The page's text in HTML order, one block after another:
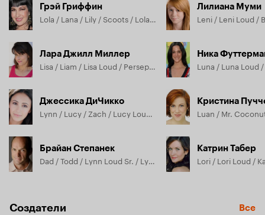
Грэй Гриффин
Lola / Lana / Lily / Scoots / Lola Loud / Lana Loud / Lily Loud / Cheryl / Meryl / Mrs. Bernardo / Mrs. Gurdle / Coach Keck / Shannon / Andrew / анонсирующая / Aunt Ruth / Kid #1 / Male Student / Secretary / Taylor, озвучка
Лара Джилл Миллер
Lisa / Liam / Lisa Loud / Persephone / Becky / Liam Loud / Margo / Ashley / Nurse Patti / Artie / Beatrice / Billy / Blanch / Boy / Cleaning Lady / Cruise Patron Woman 2 / Dana / Daughter in Car / Female Customer / Female Patron, озвучка
Джессика ДиЧикко
Lynn / Lucy / Zach / Lucy Loud / Lynn Loud / Baby / Crowd Member / Girl / Karate Girl / Rachel / Student / Alistair / анонсирующая / Audience Kid / Bailey / Bella / Benny / Boy Classmate / Boy Lynn / Cheerleader #2, озвучка
Брайан Степанек
Dad / Todd / Lynn Loud Sr. / Lynn Sr. / Hunter Spector / анонсирующий / TV Announcer / Lynn Sr / Young Dad / Delivery Man / Dream Boat Announcer / Game Voice / Hockey Player / Jay Rock / Lynn Loud Sr / Professor / Waiter / Alien / Aloha Comrade Host / Angry Driver, озвучка
Лилиана Муми
Ника
Кристина
Катрин Табер
Создатели Все